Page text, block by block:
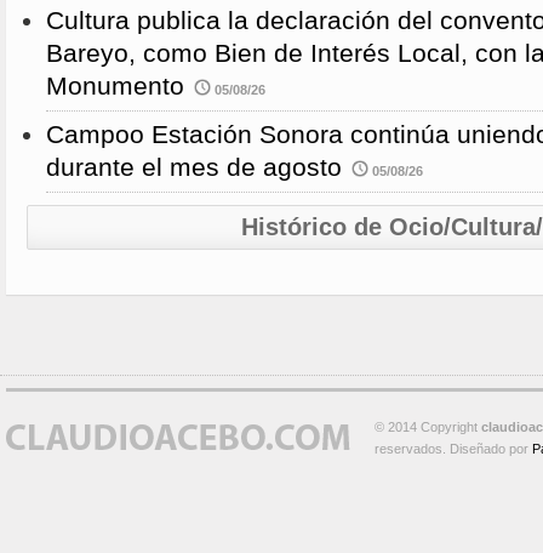
Cultura publica la declaración del
Bareyo, como Bien de Interés Local, con
Monumento
05/08/26
Campoo Estación Sonora continúa
durante el mes de agosto
05/08/26
Histórico de Ocio/
© 2014 Copyright
reservados. Diseñado por